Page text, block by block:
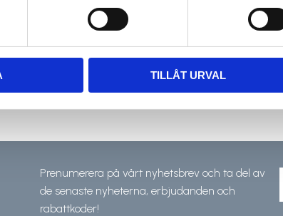
TILLÅT URVAL
Prenumerera på vårt nyhetsbrev och ta del av
de senaste nyheterna, erbjudanden och
rabattkoder!